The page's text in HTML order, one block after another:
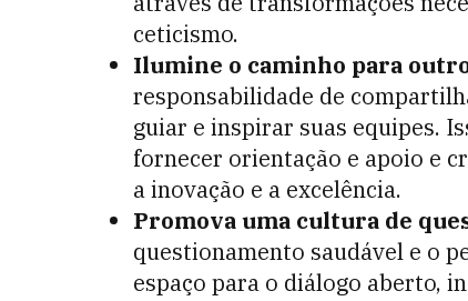
ceticismo.
Ilumine o caminho para
responsabilidade de
guiar e inspirar suas equipes.
fornecer orientação e apoio e
a inovação e a excelência.
Promova uma cultura de
questionamento saudável e o
espaço para o diálogo aberto,